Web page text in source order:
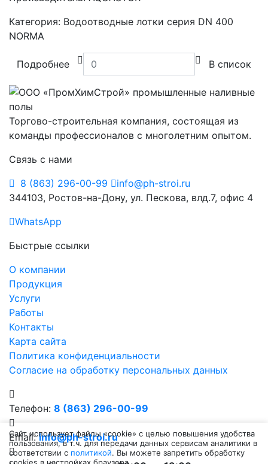
Категория: Водоотводные лотки серия DN 400
NORMA
Подробнее В список
Торгово-строительная компания, состоящая из
команды профессионалов с многолетним опытом.
Связь с нами
8 (863) 296-00-99
info@ph-stroi.ru
344103, Ростов-на-Дону, ул. Пескова, влд.7, офис 4
WhatsApp
Быстрые ссылки
О компании
Продукция
Услуги
Работы
Контакты
Карта сайта
Политика конфиденциальности
Согласие на обработку персональных данных
Телефон: 8 (863) 296-00-99
Email: info@ph-stroi.ru
Сайт использует файлы «cookie» с целью повышения удобства
пользования, в т.ч. для передачи данных сервисам аналитики в
соответствии с политикой. Вы можете запретить обработку